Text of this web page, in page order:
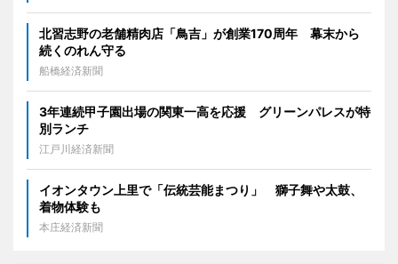
北習志野の老舗精肉店「鳥吉」が創業170周年 幕末から
続くのれん守る
船橋経済新聞
3年連続甲子園出場の関東一高を応援 グリーンパレスが特
別ランチ
江戸川経済新聞
イオンタウン上里で「伝統芸能まつり」 獅子舞や太鼓、
着物体験も
本庄経済新聞